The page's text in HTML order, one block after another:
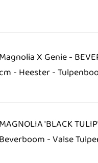
Magnolia X Genie -
cm - Heester -
MAGNOLIA 'BLACK
Beverboom - Valse